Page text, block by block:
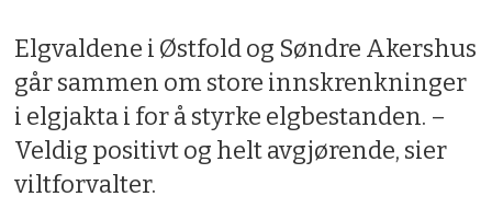
Elgvaldene i Østfold og Søndre Akershus
går sammen om store innskrenkninger
i elgjakta i for å styrke elgbestanden. –
Veldig positivt og helt avgjørende, sier
viltforvalter.